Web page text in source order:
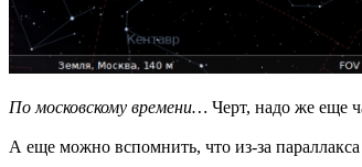
По московскому времени… Черт, надо же еще
А еще можно вспомнить, что из-за